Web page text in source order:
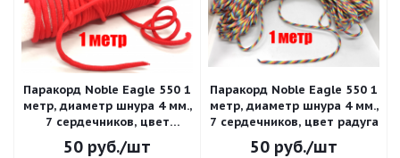
Паракорд Noble Eagle 550 1
метр, диаметр шнура 4 мм.,
7 сердечников, цвет
красный
50 руб./шт
Паракорд Noble Eagle 550 1
метр, диаметр шнура 4 мм.,
7 сердечников, цвет радуга
50 руб./шт